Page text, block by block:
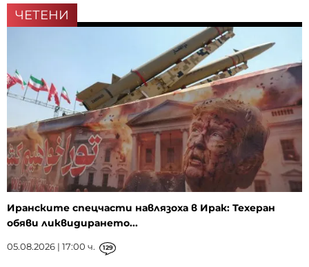
ЧЕТЕНИ
Иранските спецчасти навлязоха в Ирак: Техеран
обяви ликвидирането...
05.08.2026 | 17:00 ч. 129